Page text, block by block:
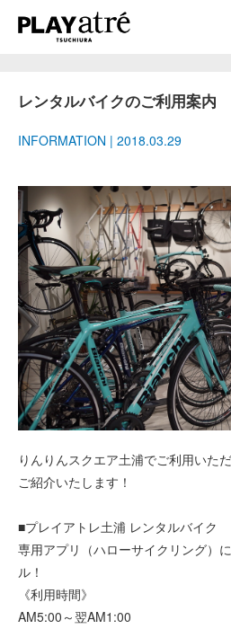
レンタルバイクのご利用案内
INFORMATION | 2018.03.29
りんりんスクエア土浦でご利用いた
ご紹介いたします！
■プレイアトレ土浦 レンタルバイク
専用アプリ（ハローサイクリング）
ル！
《利用時間》
AM5:00～翌AM1:00